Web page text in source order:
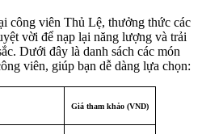
công viên Thủ Lệ, thưởng thức các
vời để nạp lại năng lượng và trải
Dưới đây là danh sách các món
viên, giúp bạn dễ dàng lựa chọn:
Giá tham khảo (VND)